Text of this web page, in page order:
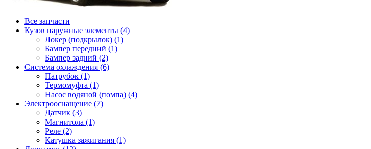
Все запчасти
Кузов наружные элементы (4)
Локер (подкрылок) (1)
Бампер передний (1)
Бампер задний (2)
Система охлаждения (6)
Патрубок (1)
Термомуфта (1)
Насос водяной (помпа) (4)
Электрооснащение (7)
Датчик (3)
Магнитола (1)
Реле (2)
Катушка зажигания (1)